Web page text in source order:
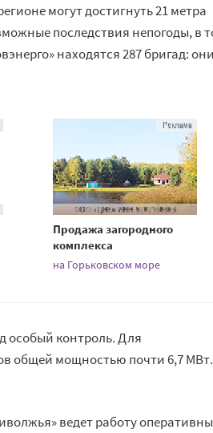
могут достигнуть 21 метра
последствия непогоды, в
находятся 287 бригад:
Продажа загородного
комплекса
на Горьковском море
особый контроль. Для
общей мощностью почти 6,7 МВт.
ведет работу